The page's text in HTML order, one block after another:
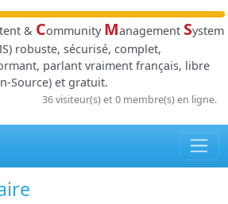
& Community Management System
robuste, sécurisé, complet,
parlant vraiment français, libre
Source) et gratuit.
36 visiteur(s) et 0 membre(s) en ligne.